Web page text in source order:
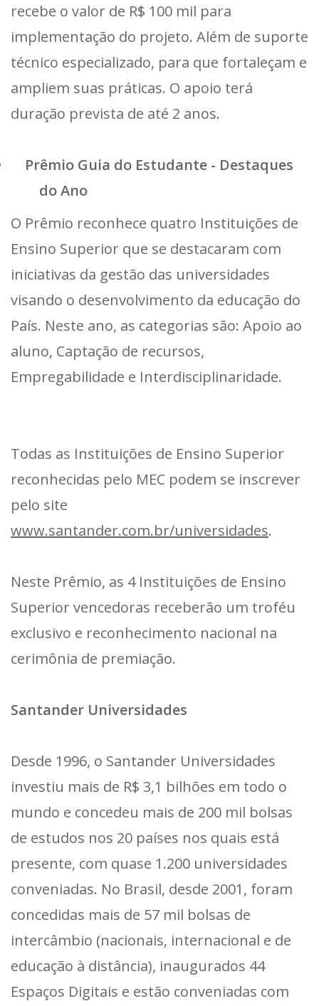
recebe o valor de R$ 100 mil para
implementação do projeto. Além de suporte
técnico especializado, para que fortaleçam e
ampliem suas práticas. O apoio terá
duração prevista de até 2 anos.
Prêmio Guia do Estudante - Destaques
do Ano
O Prêmio reconhece quatro Instituições de
Ensino Superior que se destacaram com
iniciativas da gestão das universidades
visando o desenvolvimento da educação do
País. Neste ano, as categorias são: Apoio ao
aluno, Captação de recursos,
Empregabilidade e Interdisciplinaridade.
Todas as Instituições de Ensino Superior
reconhecidas pelo MEC podem se inscrever
pelo site
www.santander.com.br/universidades.
Neste Prêmio, as 4 Instituições de Ensino
Superior vencedoras receberão um troféu
exclusivo e reconhecimento nacional na
cerimônia de premiação.
Santander Universidades
Desde 1996, o Santander Universidades
investiu mais de R$ 3,1 bilhões em todo o
mundo e concedeu mais de 200 mil bolsas
de estudos nos 20 países nos quais está
presente, com quase 1.200 universidades
conveniadas. No Brasil, desde 2001, foram
concedidas mais de 57 mil bolsas de
intercâmbio (nacionais, internacional e de
educação à distância), inaugurados 44
Espaços Digitais e estão conveniadas com